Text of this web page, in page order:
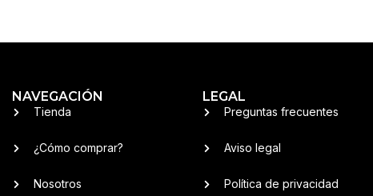
NAVEGACIÓN
Tienda
¿Cómo comprar?
Nosotros
LEGAL
Preguntas frecuentes
Aviso legal
Política de privacidad